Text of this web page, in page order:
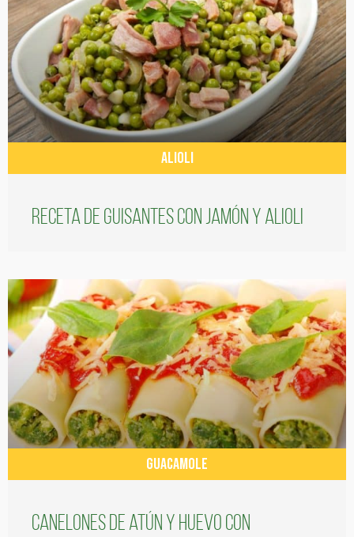
ALIOLI
Receta de guisantes con jamón y alioli
GUACAMOLE
Canelones de atún y huevo con